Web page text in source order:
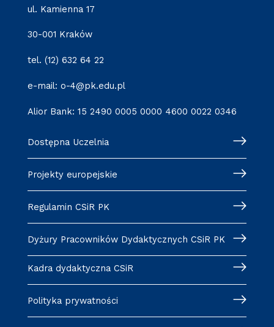
ul. Kamienna 17
30-001 Kraków
tel. (12) 632 64 22
e-mail: o-4@pk.edu.pl
Alior Bank: 15 2490 0005 0000 4600 0022 0346
Dostępna Uczelnia
Projekty europejskie
Regulamin CSiR PK
Dyżury Pracowników Dydaktycznych CSiR PK
Kadra dydaktyczna CSiR
Polityka prywatności